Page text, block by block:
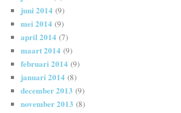
juni 2014 (9)
mei 2014 (9)
april 2014 (7)
maart 2014 (9)
februari 2014 (9)
januari 2014 (8)
december 2013 (9)
november 2013 (8)